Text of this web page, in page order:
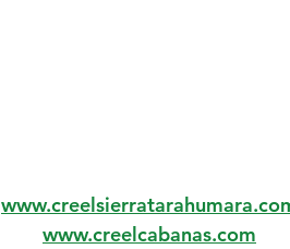
www.creelcabanas.com